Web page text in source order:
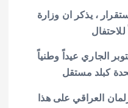
، يذكر ان وزارة
الجاري عيداً وطنياً
كبلد مستقل
العراقي على هذا